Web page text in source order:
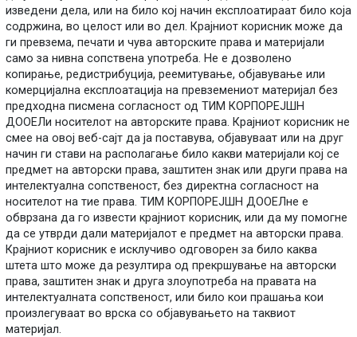
изведени дела, или на било кој начин експлоатираат било која
содржина, во целост или во дел. Крајниот корисник може да
ги превзема, печати и чува авторските права и материјали
само за нивна сопствена употреба. Не е дозволено
копирање, редистрибуција, реемитување, објавување или
комерцијална експлоатација на превземениот материјал без
предходна писмена согласност од ТИМ КОРПОРЕЈШН
ДООЕЛи носителот на авторските права. Крајниот корисник не
смее на овој веб-сајт да ја поставува, објавуваат или на друг
начин ги стави на располагање било какви материјали кој се
предмет на авторски права, заштитен знак или други права на
интелектуална сопственост, без директна согласност на
носителот на тие права. ТИМ КОРПОРЕЈШН ДООЕЛне е
обврзана да го извести крајниот корисник, или да му помогне
да се утврди дали материјалот е предмет на авторски права.
Крајниот корисник е исклучиво одговорен за било каква
штета што може да резултира од прекршување на авторски
права, заштитен знак и друга злоупотреба на правата на
интелектуалната сопственост, или било кои прашања кои
произлегуваат во врска со објавувањето на таквиот
материјал.